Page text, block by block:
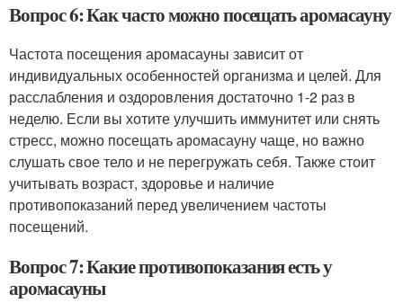
Вопрос 6: Как часто можно посещать аромасауну
Частота посещения аромасауны зависит от
индивидуальных особенностей организма и целей. Для
расслабления и оздоровления достаточно 1-2 раз в
неделю. Если вы хотите улучшить иммунитет или снять
стресс, можно посещать аромасауну чаще, но важно
слушать свое тело и не перегружать себя. Также стоит
учитывать возраст, здоровье и наличие
противопоказаний перед увеличением частоты
посещений.
Вопрос 7: Какие противопоказания есть у
аромасауны